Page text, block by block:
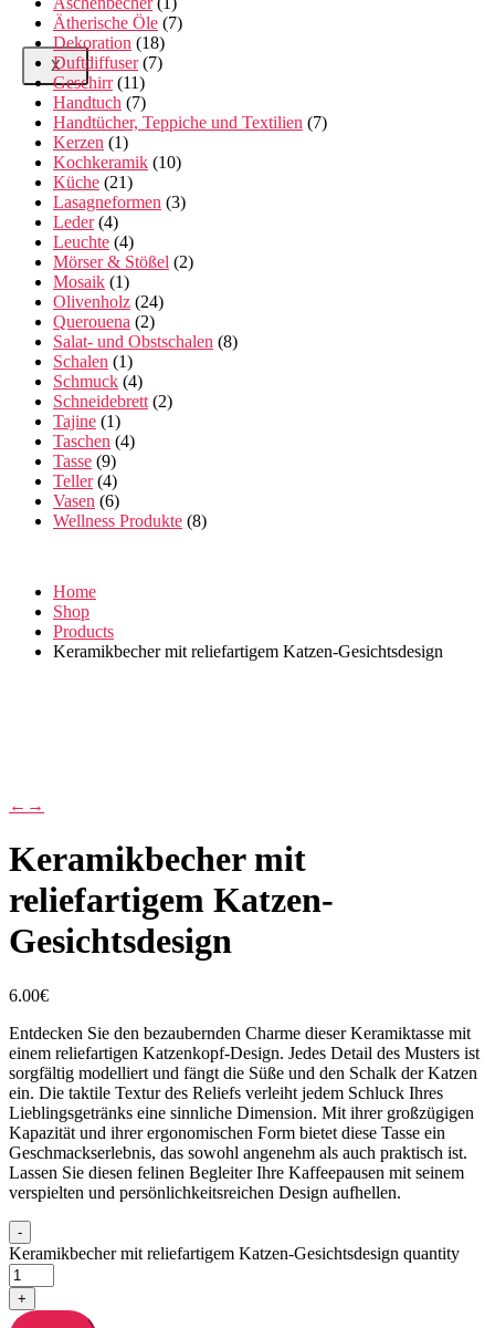
X
Ätherische Öle (7)
Dekoration (18)
Duftdiffuser (7)
Geschirr (11)
Handtuch (7)
Handtücher, Teppiche und Textilien (7)
Kerzen (1)
Kochkeramik (10)
Küche (21)
Lasagneformen (3)
Leder (4)
Leuchte (4)
Mörser & Stößel (2)
Mosaik (1)
Olivenholz (24)
Querouena (2)
Salat- und Obstschalen (8)
Schalen (1)
Schmuck (4)
Schneidebrett (2)
Tajine (1)
Taschen (4)
Tasse (9)
Teller (4)
Vasen (6)
Wellness Produkte (8)
Home
Shop
Products
Keramikbecher mit reliefartigem Katzen-Gesichtsdesign
← →
Keramikbecher mit
reliefartigem Katzen-
Gesichtsdesign
6.00€
Entdecken Sie den bezaubernden Charme dieser Keramiktasse mit
einem reliefartigen Katzenkopf-Design. Jedes Detail des Musters ist
sorgfältig modelliert und fängt die Süße und den Schalk der Katzen
ein. Die taktile Textur des Reliefs verleiht jedem Schluck Ihres
Lieblingsgetränks eine sinnliche Dimension. Mit ihrer großzügigen
Kapazität und ihrer ergonomischen Form bietet diese Tasse ein
Geschmackserlebnis, das sowohl angenehm als auch praktisch ist.
Lassen Sie diesen felinen Begleiter Ihre Kaffeepausen mit seinem
verspielten und persönlichkeitsreichen Design aufhellen.
-
Keramikbecher mit reliefartigem Katzen-Gesichtsdesign quantity
+